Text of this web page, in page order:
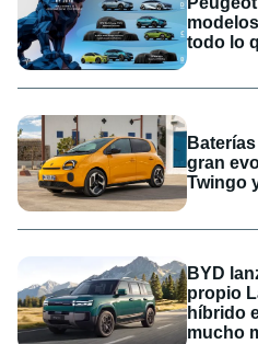
todo lo
gran
Twingo
BYD
propio
híbrido
mucho